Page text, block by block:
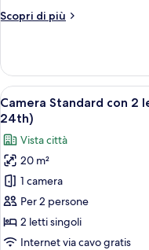
singoli,
(26th-
32th
High
Floor)
Scopri di più
Altri
Standard
con
2
letti
singoli,
non
fumatori
(26th-
32th
High
Apri
tutte
le
foto
per
Camera
Standard
con
2
11
Camera Standard con 2
24th)
Vista città
20 m²
1 camera
Per 2 persone
2 letti singoli
Internet via cavo gratis